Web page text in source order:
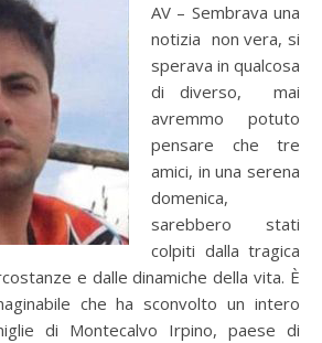
AV – Sembrava una
notizia non vera, si
sperava in qualcosa
di diverso, mai
avremmo potuto
pensare che tre
amici, in una serena
domenica,
sarebbero stati
colpiti dalla tragica
e dalle dinamiche della vita. È
che ha sconvolto un intero
di Montecalvo Irpino, paese di